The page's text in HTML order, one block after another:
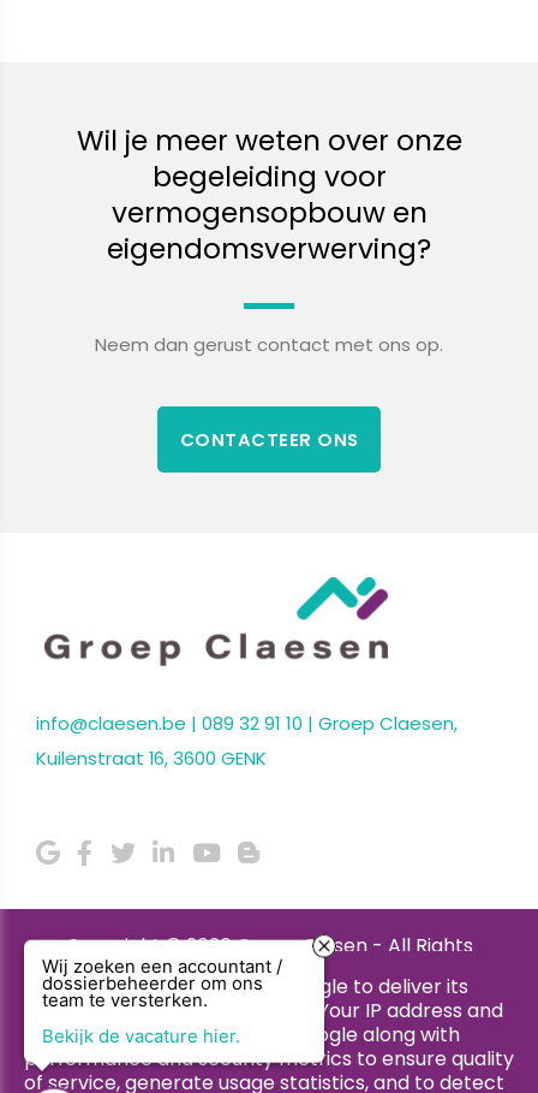
Wil je meer weten over onze
begeleiding voor
vermogensopbouw en
eigendomsverwerving?
Neem dan gerust contact met ons op.
CONTACTEER ONS
info@claesen.be | 089 32 91 10 | Groep Claesen,
Kuilenstraat 16, 3600 GENK
Copyright © 2026 Groep Clasen - All Rights
Reserved.
Privacy & Cookies
UP-TO-DATE WebDesign
This site uses cookies from Google to deliver its
services and to analyze traffic. Your IP address and
user-agent are shared with Google along with
performance and security metrics to ensure quality
of service, generate usage statistics, and to detect
Wij zoeken een accountant /
dossierbeheerder om ons
team te versterken.
Bekijk de vacature hier.